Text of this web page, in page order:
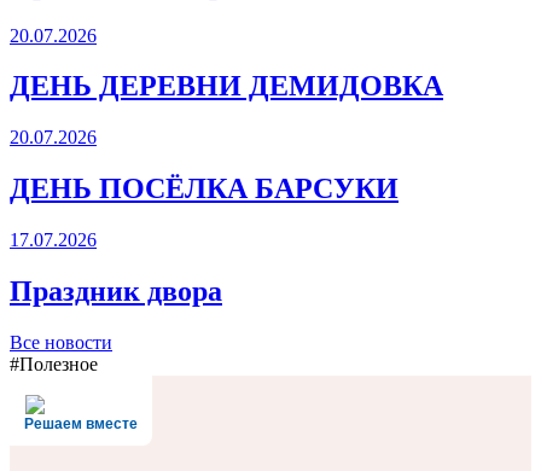
20.07.2026
ДЕНЬ ДЕРЕВНИ ДЕМИДОВКА
20.07.2026
ДЕНЬ ПОСЁЛКА БАРСУКИ
17.07.2026
Праздник двора
Все новости
#Полезное
Решаем вместе